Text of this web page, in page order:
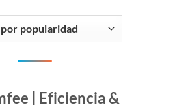
| Eficiencia &